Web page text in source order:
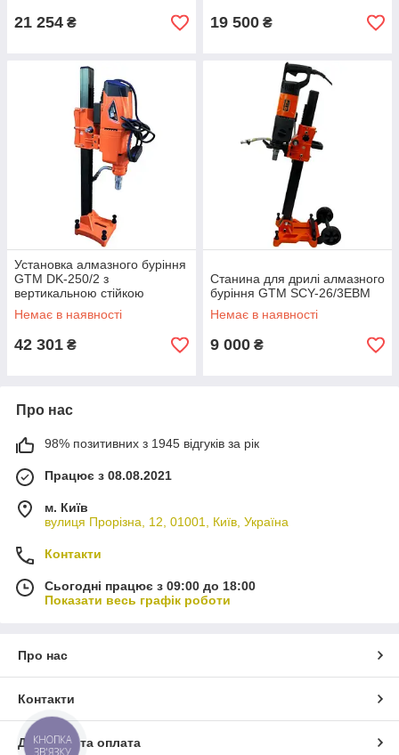
21 254 ₴ 19 500 ₴
Установка алмазного буріння
GTM DK-250/2 з
вертикальною стійкою
Немає в наявності
42 301 ₴
Станина для дрилі алмазного
буріння GTM SCY-26/3EBM
Немає в наявності
9 000 ₴
Про нас
98% позитивних з 1945 відгуків за рік
Працює з 08.08.2021
м. Київ
вулиця Прорізна, 12, 01001, Київ, Україна
Контакти
Сьогодні працює з 09:00 до 18:00
Показати весь графік роботи
Про нас
Контакти
Доставка та оплата
КНОПКА
ЗВ'ЯЗКУ